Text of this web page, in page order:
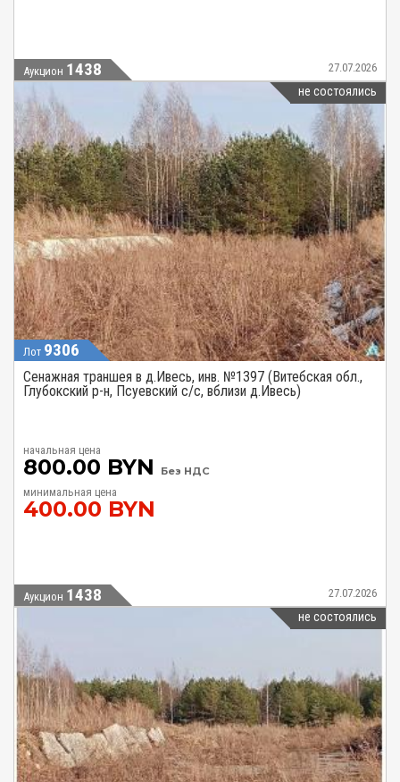
Аукцион 1438 27.07.2026
не состоялись
Лот 9306
Сенажная траншея в д.Ивесь, инв. №1397 (Витебская обл.,
Глубокский р-н, Псуевский с/с, вблизи д.Ивесь)
начальная цена
800.00 BYN Без НДС
минимальная цена
400.00 BYN
Аукцион 1438 27.07.2026
не состоялись